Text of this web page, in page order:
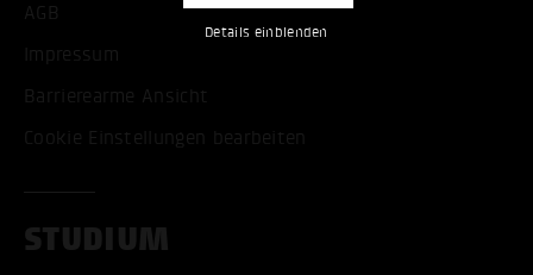
Details einblenden
AGB
Impressum
Barrierearme Ansicht
Cookie Einstellungen bearbeiten
STUDIUM